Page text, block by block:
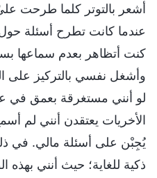
أشعر بالتوتر كلما طرحت
عندما كانت تطرح أسئلة حول
كنت أتظاهر بعدم سماعها
وأشغل نفسي بالتركيز على
لو أنني مستغرقة بعمق في
الأخريات يعتقدن أنني لم
يُجِبْن على أسئلة مالي. في
ذكية للغاية؛ حيث أنني بهذه